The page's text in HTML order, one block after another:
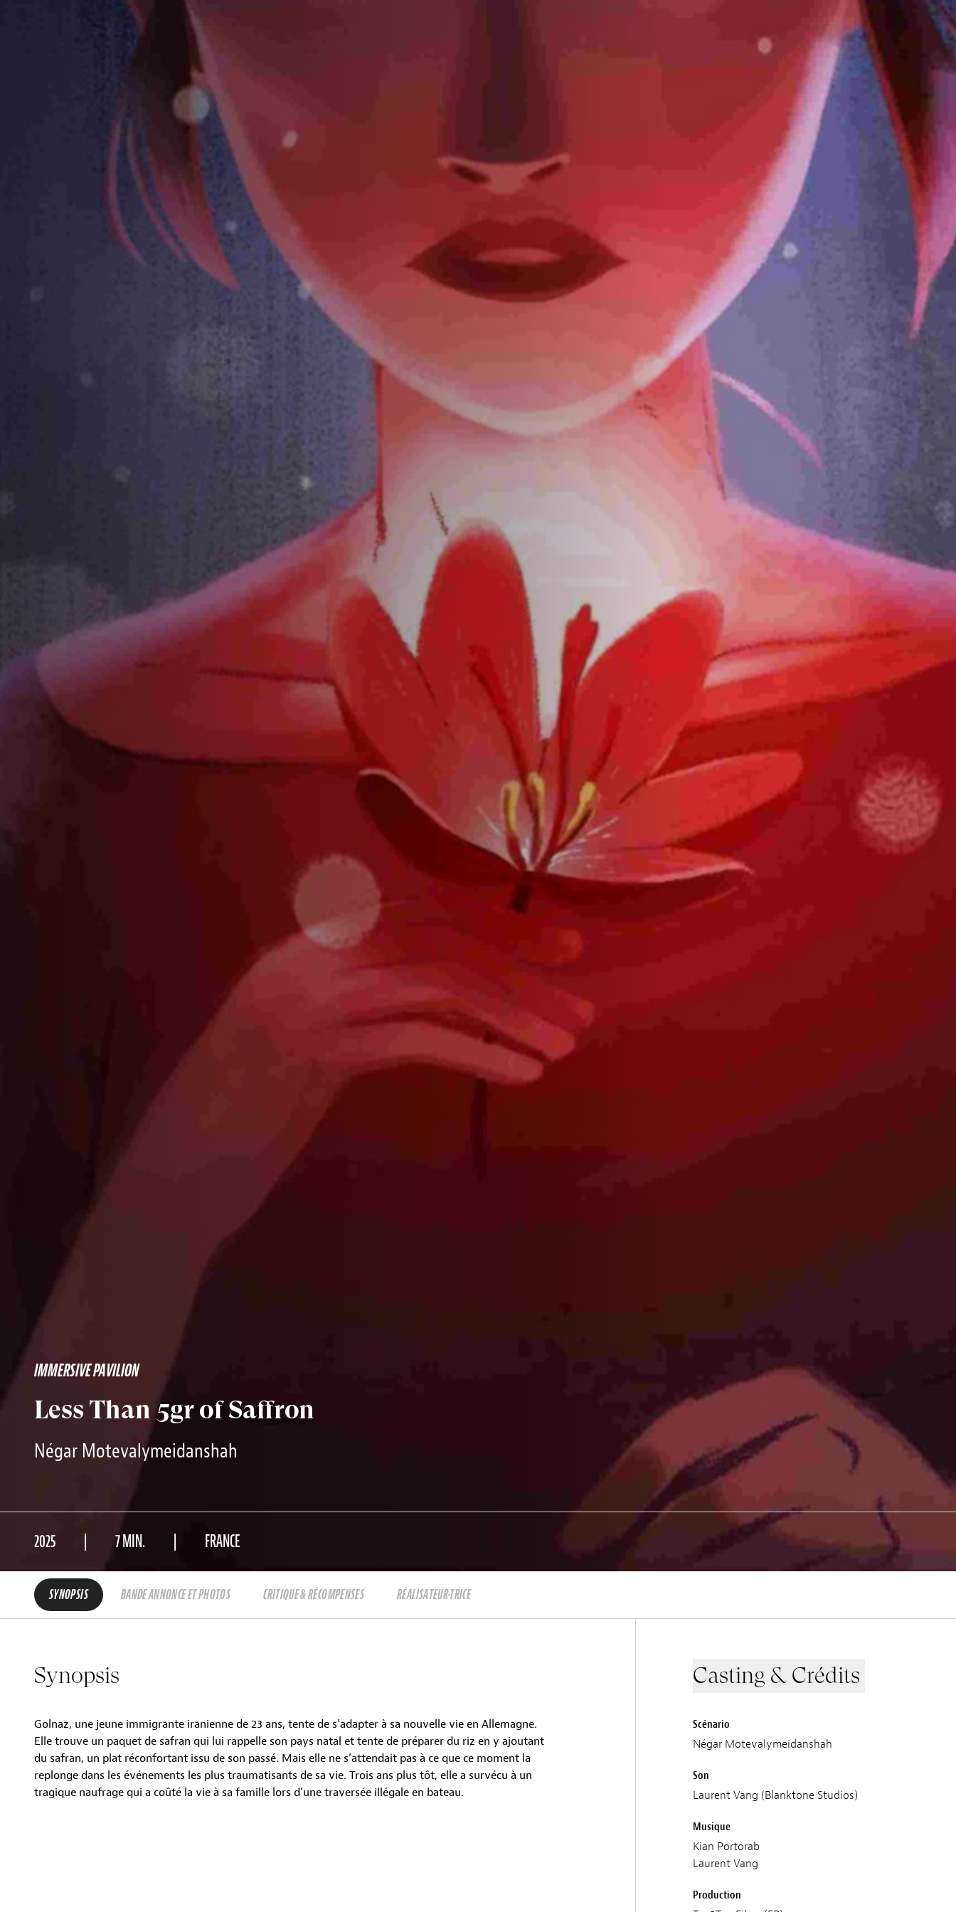
IMMERSIVE PAVILION
Less Than 5gr of Saffron
Négar Motevalymeidanshah
2025 7 MIN. FRANCE
SYNOPSIS BANDE ANNONCE ET PHOTOS CRITIQUE & RÉCOMPENSES RÉALISATEUR·TRICE
Synopsis
Golnaz, une jeune immigrante iranienne de 23 ans, tente de s’adapter à sa nouvelle vie en Allemagne.
Elle trouve un paquet de safran qui lui rappelle son pays natal et tente de préparer du riz en y ajoutant
du safran, un plat réconfortant issu de son passé. Mais elle ne s’attendait pas à ce que ce moment la
replonge dans les événements les plus traumatisants de sa vie. Trois ans plus tôt, elle a survécu à un
tragique naufrage qui a coûté la vie à sa famille lors d’une traversée illégale en bateau.
Casting & Crédits
Scénario
Négar Motevalymeidanshah
Son
Laurent Vang (Blanktone Studios)
Musique
Kian Portorab
Laurent Vang
Production